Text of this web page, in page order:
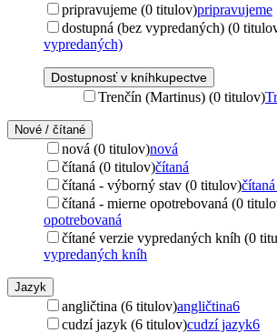
pripravujeme (0 titulov)pripravujeme
dostupná (bez vypredaných) (0
vypredaných)
Dostupnosť v kníhkupectve
Trenčín (Martinus) (0 titulov)
Nové / čítané
nová (0 titulov)nová
čítaná (0 titulov)čítaná
čítaná - výborný stav (0 titulov)
čítaná - mierne opotrebovaná (0
opotrebovaná
čítané verzie vypredaných kníh (0
vypredaných kníh
Jazyk
angličtina (6 titulov)angličtina6
cudzí jazyk (6 titulov)cudzí jazyk6